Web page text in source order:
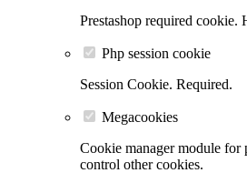
Prestashop required cookie.
Php session cookie
Session Cookie. Required.
Megacookies
Cookie manager module for
control other cookies.